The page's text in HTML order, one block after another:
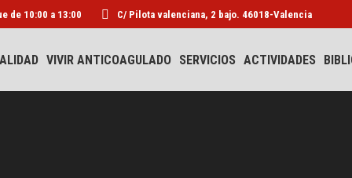
de 10:00 a 13:00 C/ Pilota valenciana, 2 bajo. 46018-Valencia
VIVIR ANTICOAGULADO SERVICIOS ACTIVIDADES
AVAC ACTUALIDAD VIVIR ANTICOAGULADO